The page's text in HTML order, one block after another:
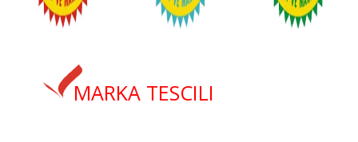
MARKA TESCILI